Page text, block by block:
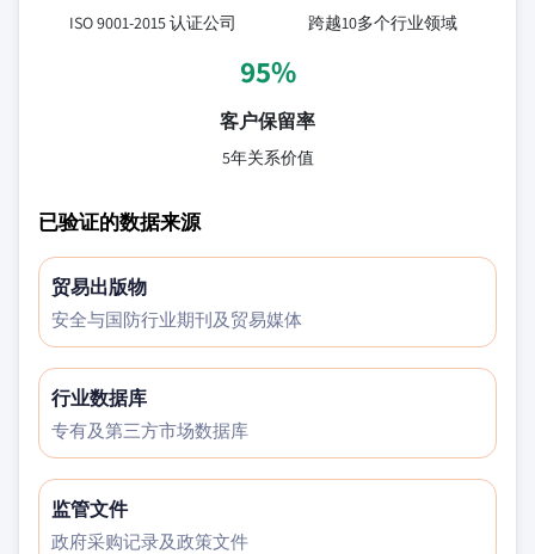
ISO 9001-2015 认证公司 跨越10多个行业领域
95%
客户保留率
5年关系价值
已验证的数据来源
贸易出版物
安全与国防行业期刊及贸易媒体
行业数据库
专有及第三方市场数据库
监管文件
政府采购记录及政策文件